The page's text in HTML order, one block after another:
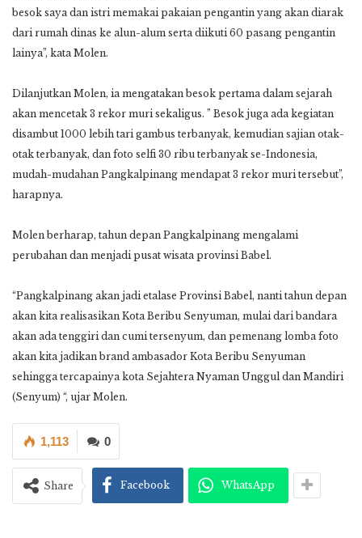
besok saya dan istri memakai pakaian pengantin yang akan diarak
dari rumah dinas ke alun-alum serta diikuti 60 pasang pengantin
lainya”, kata Molen.
Dilanjutkan Molen, ia mengatakan besok pertama dalam sejarah
akan mencetak 3 rekor muri sekaligus. ” Besok juga ada kegiatan
disambut 1000 lebih tari gambus terbanyak, kemudian sajian otak-
otak terbanyak, dan foto selfi 30 ribu terbanyak se-Indonesia,
mudah-mudahan Pangkalpinang mendapat 3 rekor muri tersebut”,
harapnya.
Molen berharap, tahun depan Pangkalpinang mengalami
perubahan dan menjadi pusat wisata provinsi Babel.
“Pangkalpinang akan jadi etalase Provinsi Babel, nanti tahun depan
akan kita realisasikan Kota Beribu Senyuman, mulai dari bandara
akan ada tenggiri dan cumi tersenyum, dan pemenang lomba foto
akan kita jadikan brand ambasador Kota Beribu Senyuman
sehingga tercapainya kota Sejahtera Nyaman Unggul dan Mandiri
(Senyum) “, ujar Molen.
0
1,113
Share Facebook WhatsApp